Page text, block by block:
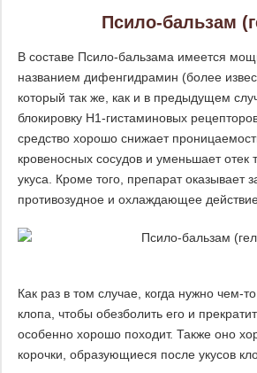
Псило-бальзам
В составе Псило-бальзама имеется
названием дифенгидрамин (более
который так же, как и в предыдущем
блокировку Н1-гистаминовых
средство хорошо снижает
кровеносных сосудов и уменьшает отек
укуса. Кроме того, препарат оказывает
противозудное и охлаждающее
Как раз в том случае, когда нужно чем-
клопа, чтобы обезболить его и
особенно хорошо походит. Также оно
корочки, образующиеся после укусов